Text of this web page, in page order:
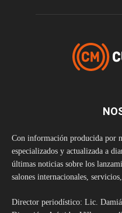
Con información producida por
especializados y actualizada a
últimas noticias sobre los
salones internacionales,
Director periodístico: Lic.